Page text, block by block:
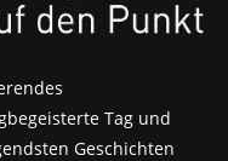
Tag und
Geschichten